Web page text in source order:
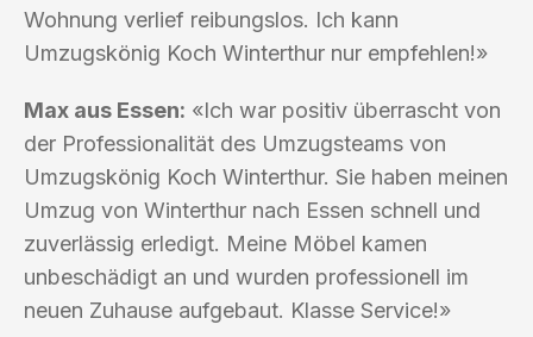
Wohnung verlief reibungslos. Ich kann
Umzugskönig Koch Winterthur nur empfehlen!»
Max aus Essen: «Ich war positiv überrascht von
der Professionalität des Umzugsteams von
Umzugskönig Koch Winterthur. Sie haben meinen
Umzug von Winterthur nach Essen schnell und
zuverlässig erledigt. Meine Möbel kamen
unbeschädigt an und wurden professionell im
neuen Zuhause aufgebaut. Klasse Service!»